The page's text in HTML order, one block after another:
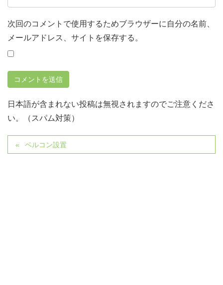
次回のコメントで使用するためブラウザーに自分の名前、
メールアドレス、サイトを保存する。
日本語が含まれない投稿は無視されますのでご注意くださ
い。（スパム対策）
ベルコン設置